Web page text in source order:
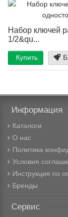
Набор ключей
1/2&qu...
Купить
Информация
Каталоги
О нас
Политика
Условия
Инструкция по
Бренды
Сервис